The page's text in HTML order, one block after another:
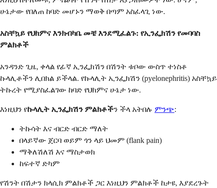
ሁኔታው ​​የበለጠ ከባድ መሆኑን ማወቅ በጣም አስፈላጊ ነው.
አስቸኳይ የህክምና እንክብካቤ መቼ እንደሚፈልጉ: የኢንፌክሽን የመባባስ
ምልክቶች
አንዳንድ ጊዜ, ቀላል የፊኛ ኢንፌክሽን በሽንት ቱቦው ውስጥ ተነስቶ
ኩላሊቶችን ሊበክል ይችላል. የኩላሊት ኢንፌክሽን (pyelonephritis) አስቸኳይ
ትኩረት የሚያስፈልገው ከባድ የህክምና ሁኔታ ነው.
እነዚህን የኩላሊት ኢንፌክሽን ምልክቶችን ችላ አትበሉ ምንጭ:
ትኩሳት እና ብርድ ብርድ ማለት
በላይኛው ጀርባ ወይም ጎን ላይ ህመም (flank pain)
ማቅለሽለሽ እና ማስታወክ
ከፍተኛ ድካም
የሽንት በሽታን ክላሲክ ምልክቶች ጋር እነዚህን ምልክቶች ከታዩ, እያደረጉት